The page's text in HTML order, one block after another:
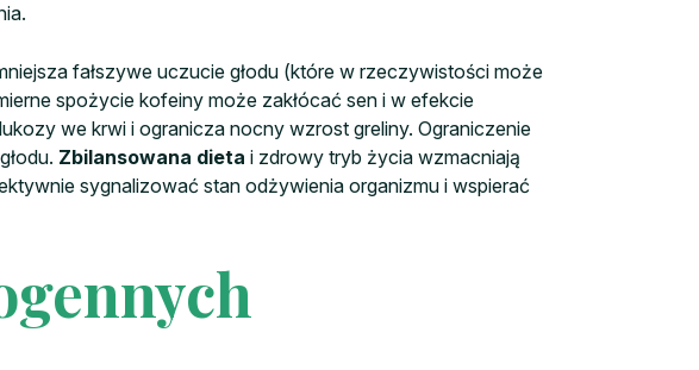
fałszywe uczucie głodu (które w rzeczywistości może
spożycie kofeiny może zakłócać sen i w efekcie
we krwi i ogranicza nocny wzrost greliny. Ograniczenie
Zbilansowana dieta i zdrowy tryb życia wzmacniają
sygnalizować stan odżywienia organizmu i wspierać